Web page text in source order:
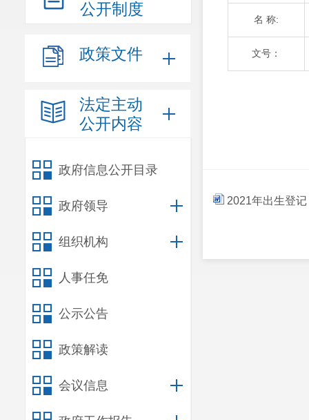
公开制度
政策文件
法定主动
公开内容
政府信息公开目录
政府领导
组织机构
人事任免
公示公告
政策解读
会议信息
名 称:
文号：
2021年出生登记